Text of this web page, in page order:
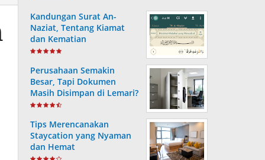
Kandungan Surat An-
Naziat, Tentang Kiamat
dan Kematian
Perusahaan Semakin
Besar, Tapi Dokumen
Masih Disimpan di Lemari?
Ini Risiko yang Sering
Tips Merencanakan
Staycation yang Nyaman
dan Hemat